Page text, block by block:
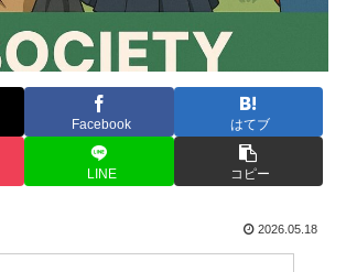
Facebook はてブ
LINE コピー
2026.05.18